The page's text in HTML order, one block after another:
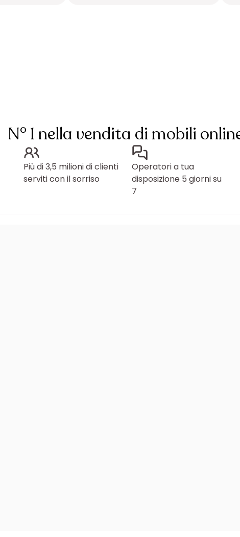
N° 1 nella vendita di mobili
Più di 3,5 milioni di clienti
serviti con il sorriso
Operatori a tua
disposizione 5 giorni su
7